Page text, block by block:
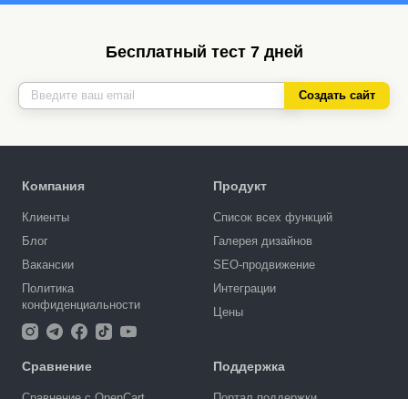
Бесплатный тест 7 дней
Создать сайт
Компания
Клиенты
Блог
Вакансии
Политика
конфиденциальности
Продукт
Список всех функций
Галерея дизайнов
SEO-продвижение
Интеграции
Цены
Сравнение Поддержка